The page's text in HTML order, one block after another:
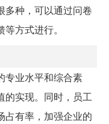
多种，可以通过问卷
方式进行。
专业水平和综合素
的实现。同时，员工
占有率，加强企业的